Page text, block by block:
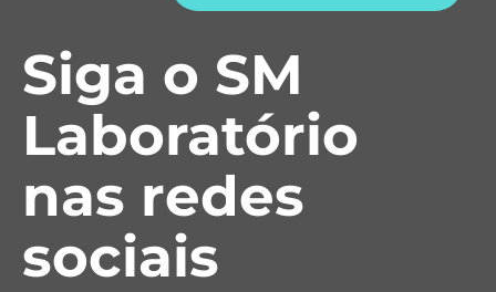
Siga o SM
Laboratório
nas redes
sociais